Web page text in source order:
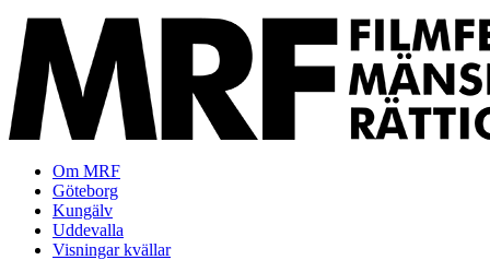
Om MRF
Göteborg
Kungälv
Uddevalla
Visningar kvällar